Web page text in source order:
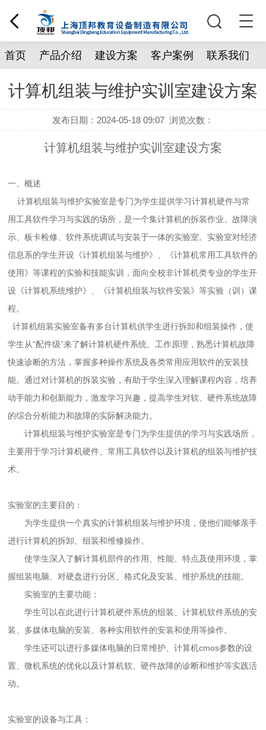
首页 产品介绍 建设方案 客户案例 联系我们
计算机组装与维护实训室建设方案
发布日期：2024-05-18 09:07 浏览次数：
计算机组装与维护实训室建设方案
一、概述
计算机组装与维护实验室是专门为学生提供学习计算机硬件与常
用工具软件学习与实践的场所，是一个集计算机的拆装作业、故障演
示、板卡检修、软件系统调试与安装于一体的实验室。实验室对经济
信息系的学生开设《计算机组装与维护》、《计算机常用工具软件的
使用》等课程的实验和技能实训，面向全校非计算机类专业的学生开
设《计算机系统维护》、《计算机组装与软件安装》等实验（训）课
程。
计算机组装实验室备有多台计算机供学生进行拆卸和组装操作，使
学生从“配件级”来了解计算机硬件系统、工作原理，熟悉计算机故障
快速诊断的方法，掌握多种操作系统及各类常用应用软件的安装技
能。通过对计算机的拆装实验，有助于学生深入理解课程内容，培养
动手能力和创新能力，激发学习兴趣，提高学生对软、硬件系统故障
的综合分析能力和故障的实际解决能力。
计算机组装与维护实验室是专门为学生提供的学习与实践场所，
主要用于学习计算机硬件、常用工具软件以及计算机的组装与维护技
术。
实验室的主要目的：
为学生提供一个真实的计算机组装与维护环境，使他们能够亲手
进行计算机的拆卸、组装和维修操作。
使学生深入了解计算机部件的作用、性能、特点及使用环境，掌
握组装电脑、对硬盘进行分区、格式化及安装、维护系统的技能。
实验室的主要功能：
学生可以在此进行计算机硬件系统的组装、计算机软件系统的安
装、多媒体电脑的安装、各种实用软件的安装和使用等操作。
学生还可以进行多媒体电脑的日常维护、计算机cmos参数的设
置、微机系统的优化以及计算机软、硬件故障的诊断和维护等实践活
动。
实验室的设备与工具：